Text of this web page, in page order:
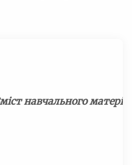
навчального